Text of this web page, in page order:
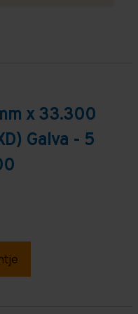
x 33.300
Galva - 5